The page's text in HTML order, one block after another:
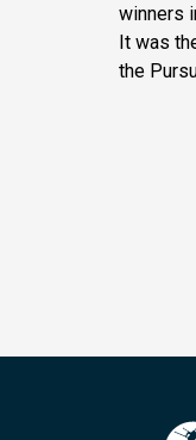
winners
It was
the